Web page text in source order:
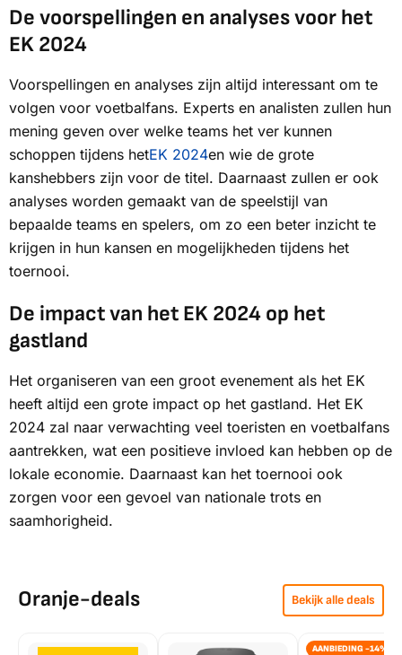
De voorspellingen en analyses voor het
EK 2024
Voorspellingen en analyses zijn altijd interessant om te
volgen voor voetbalfans. Experts en analisten zullen hun
mening geven over welke teams het ver kunnen
schoppen tijdens hetEK 2024en wie de grote
kanshebbers zijn voor de titel. Daarnaast zullen er ook
analyses worden gemaakt van de speelstijl van
bepaalde teams en spelers, om zo een beter inzicht te
krijgen in hun kansen en mogelijkheden tijdens het
toernooi.
De impact van het EK 2024 op het
gastland
Het organiseren van een groot evenement als het EK
heeft altijd een grote impact op het gastland. Het EK
2024 zal naar verwachting veel toeristen en voetbalfans
aantrekken, wat een positieve invloed kan hebben op de
lokale economie. Daarnaast kan het toernooi ook
zorgen voor een gevoel van nationale trots en
saamhorigheid.
Oranje-deals Bekijk alle deals
AANBIEDING -14%